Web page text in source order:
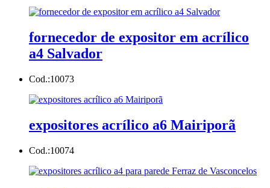
fornecedor de expositor em acrílico
a4 Salvador
Cod.:10073
expositores acrílico a6 Mairiporã
Cod.:10074